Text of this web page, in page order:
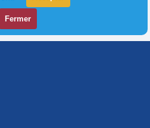
Fermer